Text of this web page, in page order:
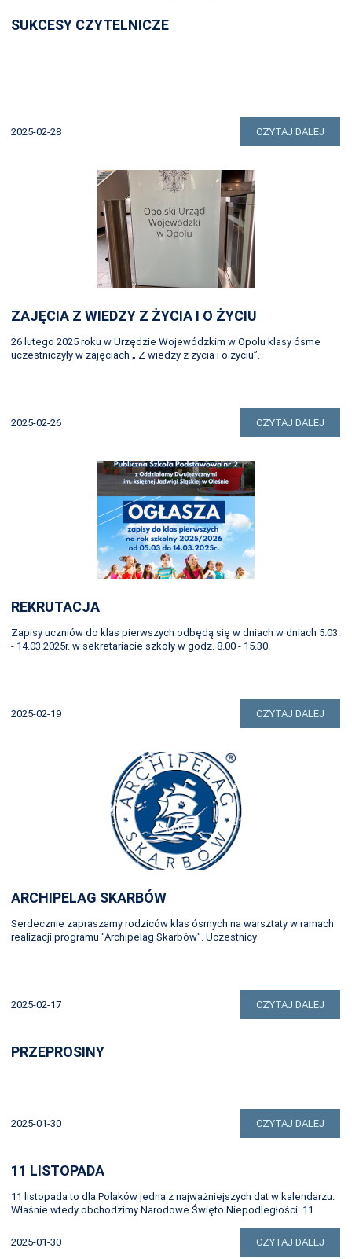
SUKCESY CZYTELNICZE
2025-02-28 CZYTAJ DALEJ
ZAJĘCIA Z WIEDZY Z ŻYCIA I O ŻYCIU
26 lutego 2025 roku w Urzędzie Wojewódzkim w Opolu klasy ósme
uczestniczyły w zajęciach „ Z wiedzy z życia i o życiu”.
2025-02-26 CZYTAJ DALEJ
REKRUTACJA
Zapisy uczniów do klas pierwszych odbędą się w dniach w dniach 5.03.
- 14.03.2025r. w sekretariacie szkoły w godz. 8.00 - 15.30.
2025-02-19 CZYTAJ DALEJ
ARCHIPELAG SKARBÓW
Serdecznie zapraszamy rodziców klas ósmych na warsztaty w ramach
realizacji programu "Archipelag Skarbów". Uczestnicy
2025-02-17 CZYTAJ DALEJ
PRZEPROSINY
2025-01-30 CZYTAJ DALEJ
11 LISTOPADA
11 listopada to dla Polaków jedna z najważniejszych dat w kalendarzu.
Właśnie wtedy obchodzimy Narodowe Święto Niepodległości. 11
2025-01-30 CZYTAJ DALEJ